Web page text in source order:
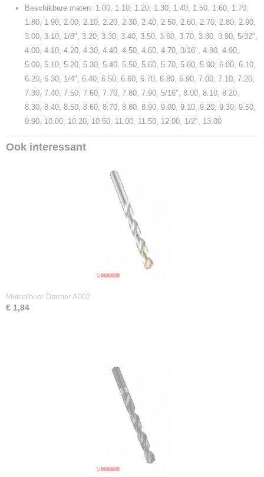
Beschikbare maten: 1.00, 1.10, 1.20, 1.30, 1.40, 1.50, 1.60, 1.70,
1.80, 1.90, 2.00, 2.10, 2.20, 2.30, 2.40, 2.50, 2.60, 2.70, 2.80, 2.90,
3.00, 3.10, 1/8", 3.20, 3.30, 3.40, 3.50, 3.60, 3.70, 3.80, 3.90, 5/32",
4.00, 4.10, 4.20, 4.30, 4.40, 4.50, 4.60, 4.70, 3/16", 4.80, 4.90,
5.00, 5.10, 5.20, 5.30, 5.40, 5.50, 5.60, 5.70, 5.80, 5.90, 6.00, 6.10,
6.20, 6.30, 1/4", 6.40, 6.50, 6.60, 6.70, 6.80, 6.90, 7.00, 7.10, 7.20,
7.30, 7.40, 7.50, 7.60, 7.70, 7.80, 7.90, 5/16", 8.00, 8.10, 8.20,
8.30, 8.40, 8.50, 8.60, 8.70, 8.80, 8.90, 9.00, 9.10, 9.20, 9.30, 9.50,
9.90, 10.00, 10.20, 10.50, 11.00, 11.50, 12.00, 1/2", 13.00
Ook interessant
Metaalboor Dormer A002
€ 1,84